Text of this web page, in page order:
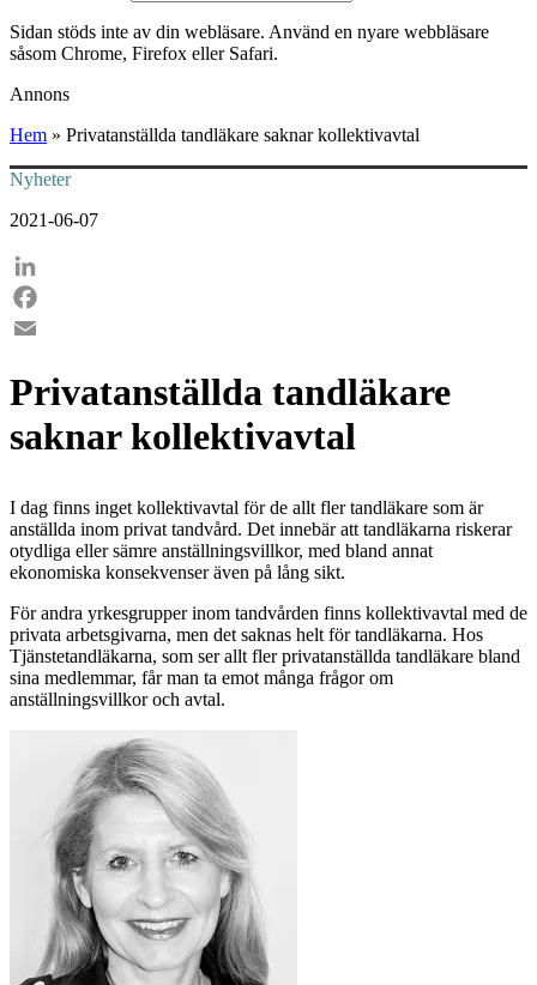
Sidan stöds inte av din webläsare. Använd en nyare webbläsare
såsom Chrome, Firefox eller Safari.
Annons
Hem » Privatanställda tandläkare saknar kollektivavtal
Nyheter
2021-06-07
LinkedIn
Facebook
Privatanställda tandläkare
saknar kollektivavtal
I dag finns inget kollektivavtal för de allt fler tandläkare som är
anställda inom privat tandvård. Det innebär att tandläkarna riskerar
otydliga eller sämre anställningsvillkor, med bland annat
ekonomiska konsekvenser även på lång sikt.
För andra yrkesgrupper inom tandvården finns kollektivavtal med de
privata arbetsgivarna, men det saknas helt för tandläkarna. Hos
Tjänstetandläkarna, som ser allt fler privatanställda tandläkare bland
sina medlemmar, får man ta emot många frågor om
anställningsvillkor och avtal.